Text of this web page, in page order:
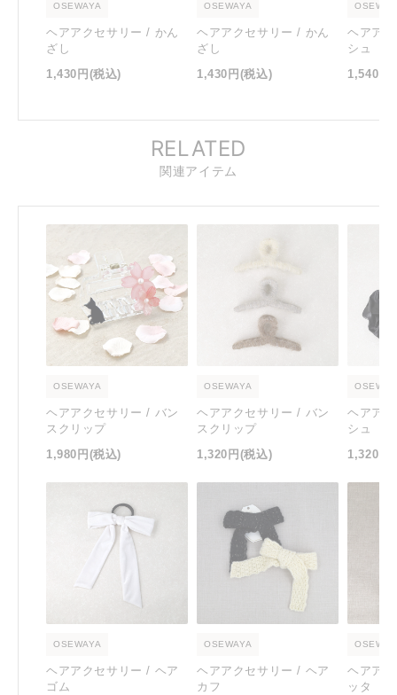
OSEWAYA
ヘアアクセサリー / かん
ざし
1,430円 (税込)
OSEWAYA
ヘアアクセサリー / かん
ざし
1,430円 (税込)
ヘアア
シュ
1,540円
RELATED
関連アイテム
OSEWAYA
ヘアアクセサリー / バン
スクリップ
1,980円 (税込)
OSEWAYA
ヘアアクセサリー / バン
スクリップ
1,320円 (税込)
ヘアア
シュ
1,320円
OSEWAYA
ヘアアクセサリー / ヘア
ゴム
OSEWAYA
ヘアアクセサリー / ヘア
カフ
ヘアア
ッタ